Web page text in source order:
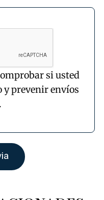
si usted
prevenir envíos